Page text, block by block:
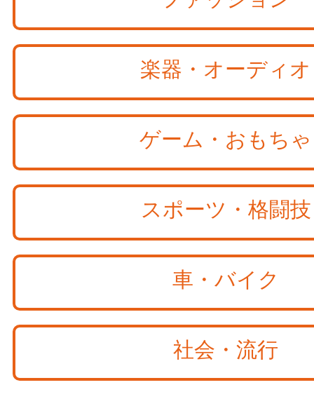
楽器・オーディオ
ゲーム・おもちゃ
スポーツ・格闘技
車・バイク
社会・流行